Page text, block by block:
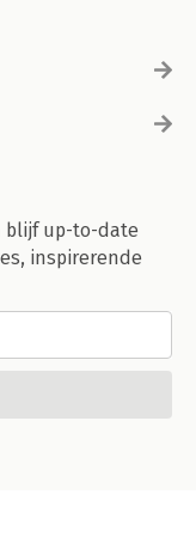
blijf up-to-date
inspirerende